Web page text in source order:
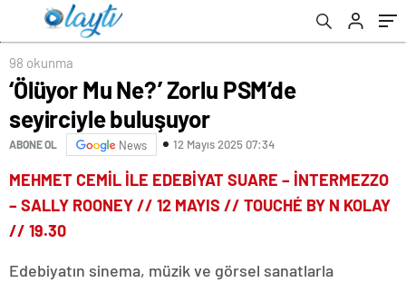
98 okunma
‘Ölüyor Mu Ne?’ Zorlu PSM’de
seyirciyle buluşuyor
ABONE OL News 12 Mayıs 2025 07:34
MEHMET CEMİL İLE EDEBİYAT SUARE – İNTERMEZZO
– SALLY ROONEY // 12 MAYIS // TOUCHÉ BY N KOLAY
// 19.30
Edebiyatın sinema, müzik ve görsel sanatlarla